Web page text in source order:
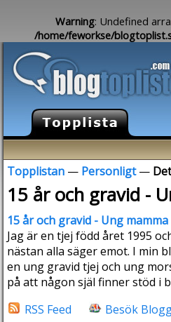
Warning: Undefined
/home/feworkse/
Topplistan — Personligt—
15 år och gravid -
15 år och gravid - Ung mamma
Jag är en tjej född året 1995
nästan alla säger emot. I min
en ung gravid tjej och ung
på att någon själ finner stöd i
RSS Feed
Besök